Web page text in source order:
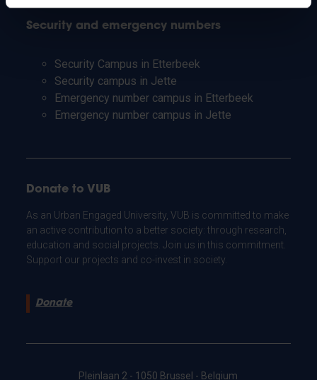
Security and emergency numbers
Security Campus in Etterbeek
Security campus in Jette
Emergency number campus in Etterbeek
Emergency number campus in Jette
Donate to VUB
As an Urban Engaged University, VUB is committed to make
an active contribution to a better society: through research,
education and social projects. Join us in this commitment.
Support our projects and co-invest in society.
Donate
Pleinlaan 2 - 1050 Brussel - Belgium